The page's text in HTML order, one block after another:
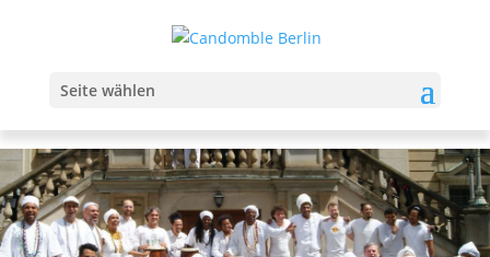
Seite wählen